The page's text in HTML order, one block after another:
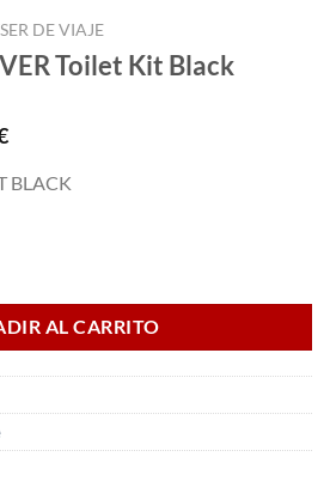
DE VIAJE
Toilet Kit Black
El
actual
BLACK
AL CARRITO